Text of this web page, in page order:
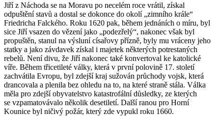
Jiří z Náchoda se na Moravu po necelém roce vrátil, získal
odpuštění stavů a dostal se dokonce do okolí „zimního krále“
Friedricha Falckého. Roku 1620 pak, během jednáních o míru, byl
sice Jiří vsazen do vězení jako „podezřelý“, nakonec však byl
propuštěn, stanul na výsluní císařovy přízně, byly mu vráceny jeho
statky a jako závdavek získal i majetek některých potrestaných
rebelů. Není divu, že Jiří nakonec také konvertoval ke katolické
víře. Během třicetileté války, která v první polovině 17. století
zachvátila Evropu, byl zdejší kraj sužován průchody vojsk, která
drancovala a plenila bez ohledu na to, na které straně stála. Válka
měla pro zdejší obyvatelstvo katastrofální důsledky, ze kterých
se vzpamatovávalo několik desetiletí. Další ranou pro Horní
Kounice byl ničivý požár, který zde vypukl roku 1660.